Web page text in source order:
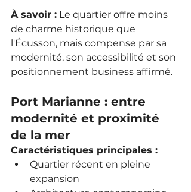
À savoir : Le quartier offre moins
de charme historique que
l'Écusson, mais compense par sa
modernité, son accessibilité et son
positionnement business affirmé.
Port Marianne : entre
modernité et proximité
de la mer
Caractéristiques principales :
Quartier récent en pleine
expansion